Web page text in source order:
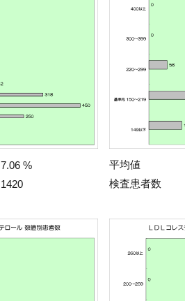
7.06 %
1420
平均値
検査患者数